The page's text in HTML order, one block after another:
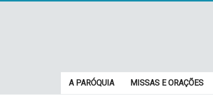
Paróquia
São
A PARÓQUIA MISSAS E ORAÇÕES